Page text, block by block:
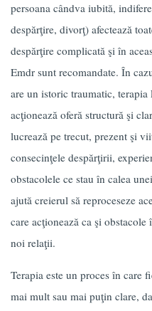
persoana cândva iubită,
despărţire, divorţ) afectează
despărţire complicată şi în
Emdr sunt recomandate. În
are un istoric traumatic,
acţionează oferă structură şi
lucrează pe trecut, prezent şi
consecinţele despărţirii,
obstacolele ce stau în calea
ajută creierul să reproceseze
care acţionează ca şi
noi relaţii.
Terapia este un proces în care
mai mult sau mai puţin clare,